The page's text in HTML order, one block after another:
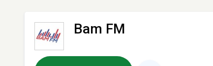
Bam FM